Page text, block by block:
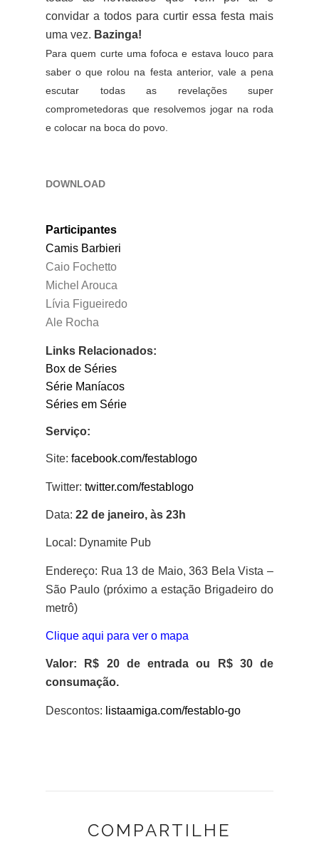
convidar a todos para curtir essa festa mais
uma vez. Bazinga!
Para quem curte uma fofoca e estava louco para
saber o que rolou na festa anterior, vale a pena
escutar todas as revelações super
comprometedoras que resolvemos jogar na roda
e colocar na boca do povo.
DOWNLOAD
Participantes
Camis Barbieri
Caio Fochetto
Michel Arouca
Lívia Figueiredo
Ale Rocha
Links Relacionados:
Box de Séries
Série Maníacos
Séries em Série
Serviço:
Site: facebook.com/festablogo
Twitter: twitter.com/festablogo
Data: 22 de janeiro, às 23h
Local: Dynamite Pub
Endereço: Rua 13 de Maio, 363 Bela Vista –
São Paulo (próximo a estação Brigadeiro do
metrô)
Clique aqui para ver o mapa
Valor: R$ 20 de entrada ou R$ 30 de
consumação.
Descontos: listaamiga.com/festablo-go
COMPARTILHE